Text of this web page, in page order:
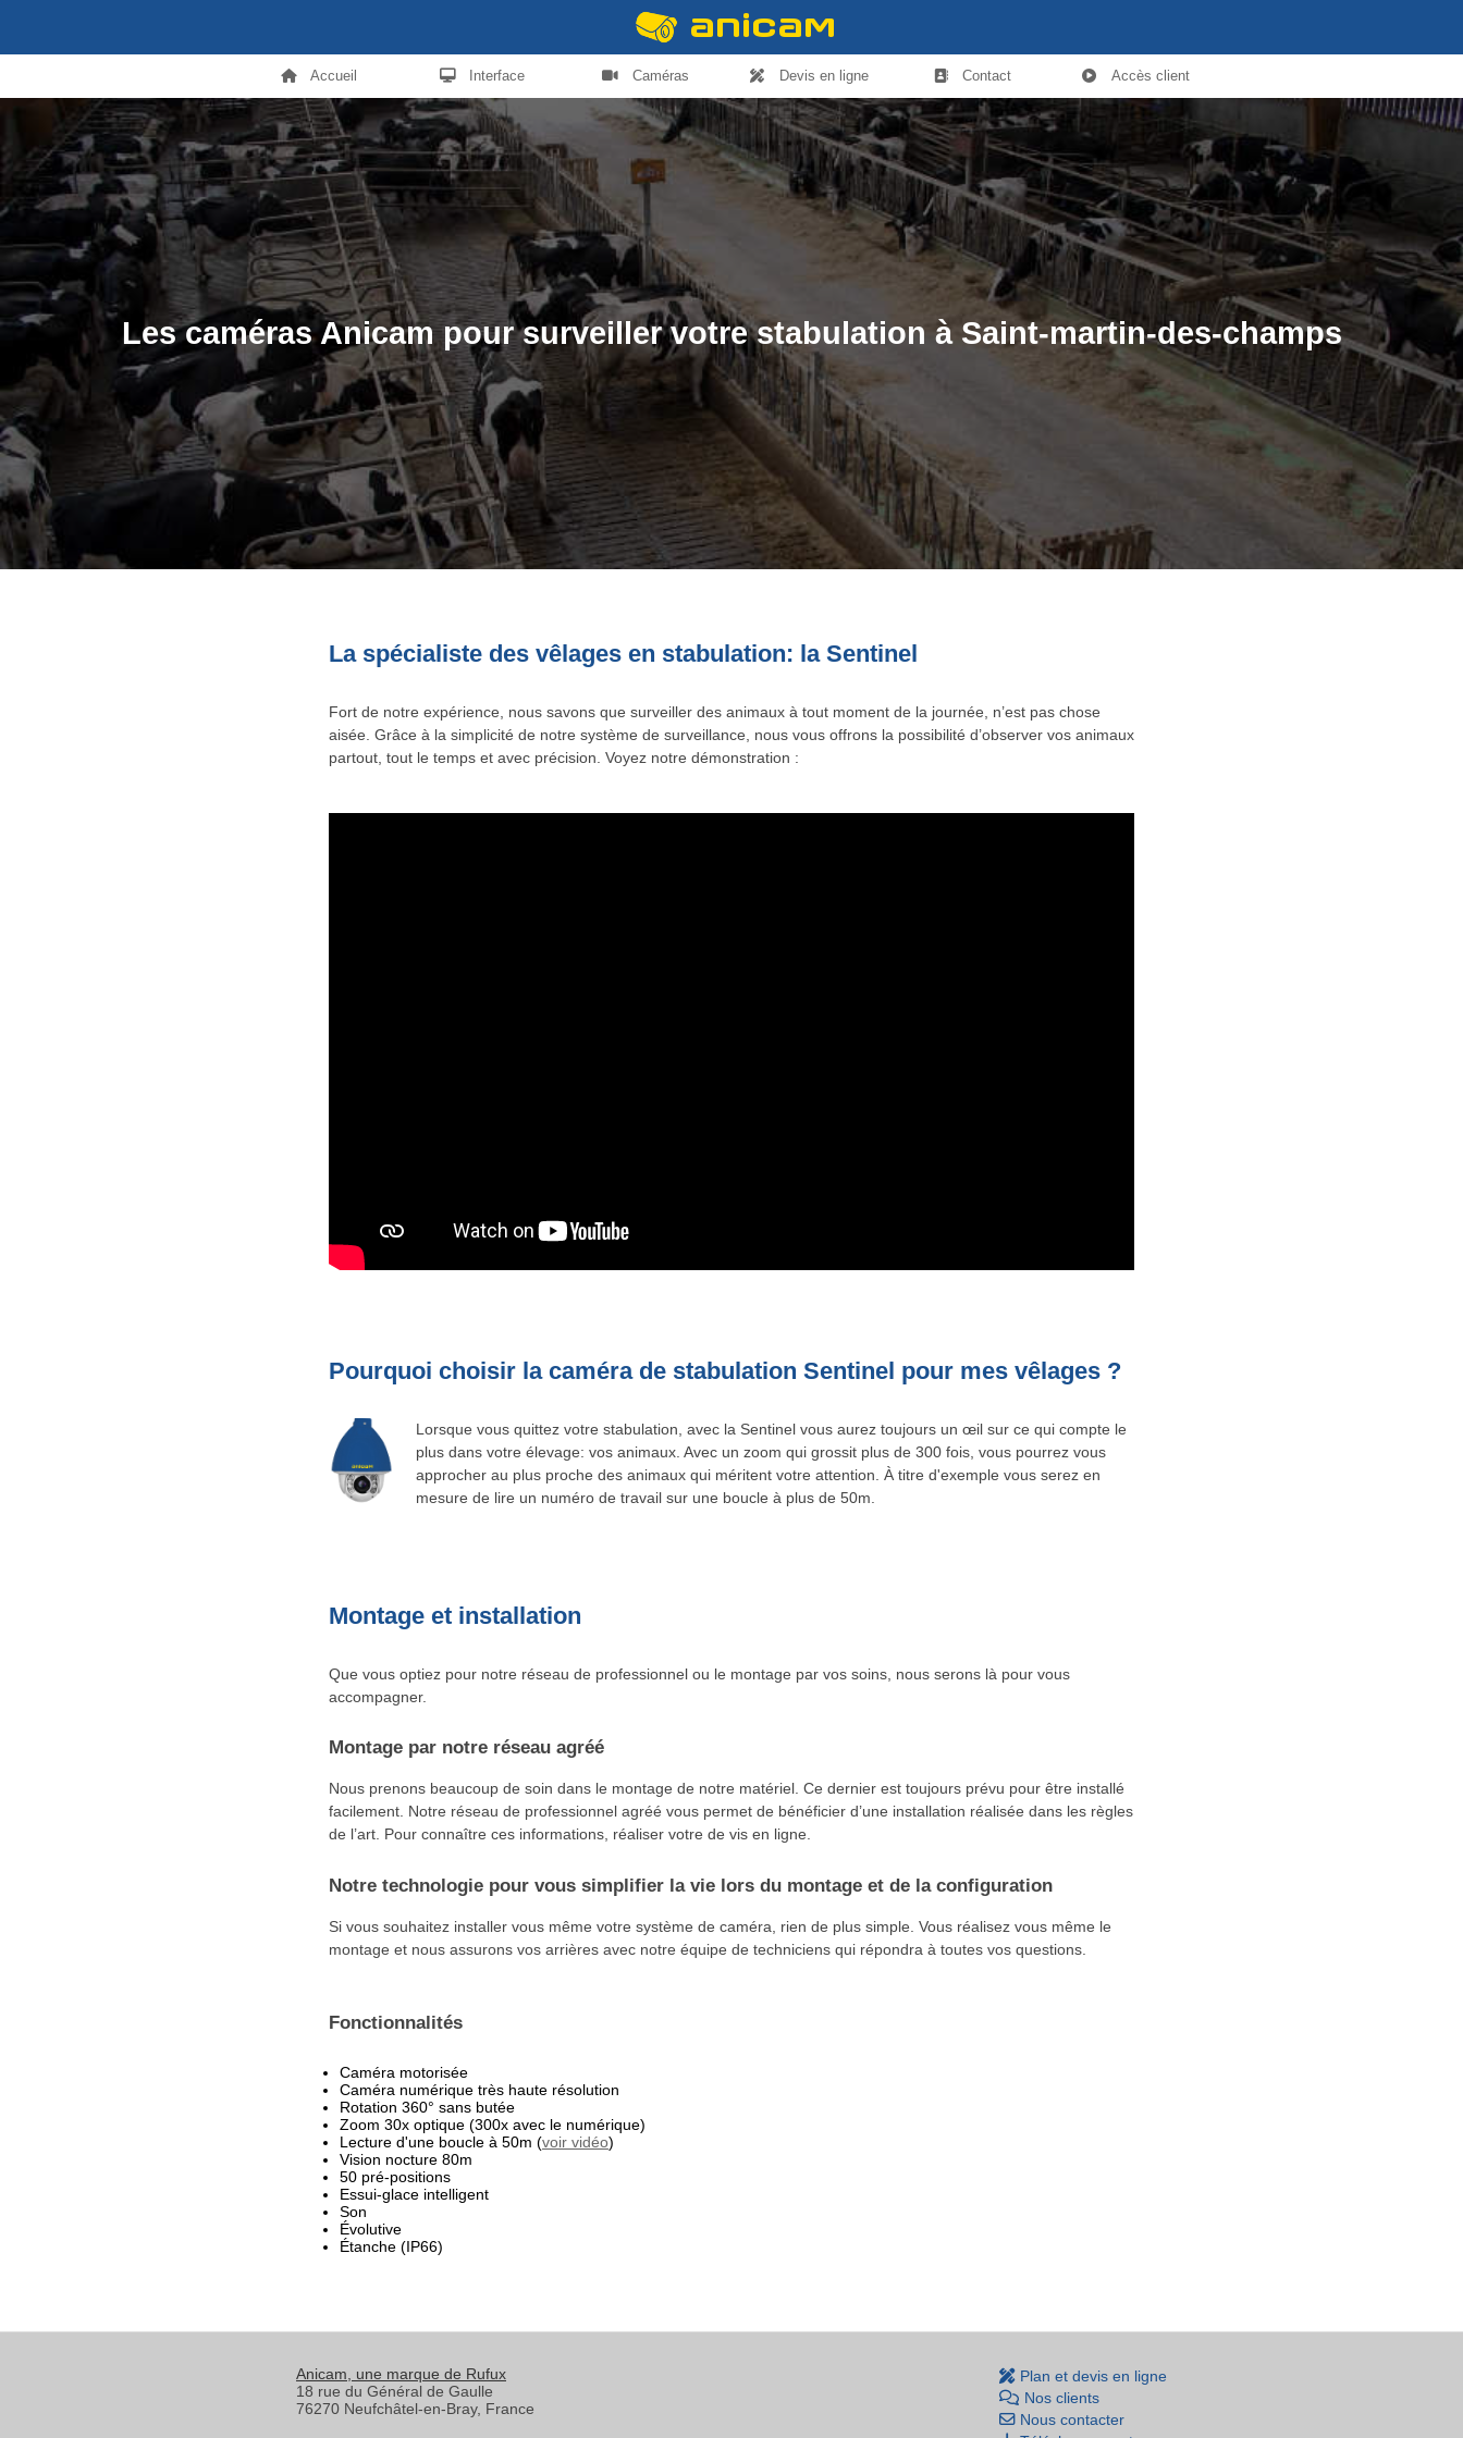
Accueil Interface Caméras Devis en ligne Contact Accès client
Les caméras Anicam pour surveiller votre stabulation à Saint-martin-des-champs
La spécialiste des vêlages en stabulation: la Sentinel
Fort de notre expérience, nous savons que surveiller des animaux à tout moment de la journée, n’est pas chose
aisée. Grâce à la simplicité de notre système de surveillance, nous vous offrons la possibilité d’observer vos animaux
partout, tout le temps et avec précision. Voyez notre démonstration :
Pourquoi choisir la caméra de stabulation Sentinel pour mes vêlages ?
Lorsque vous quittez votre stabulation, avec la Sentinel vous aurez toujours un œil sur ce qui compte le
plus dans votre élevage: vos animaux. Avec un zoom qui grossit plus de 300 fois, vous pourrez vous
approcher au plus proche des animaux qui méritent votre attention. À titre d'exemple vous serez en
mesure de lire un numéro de travail sur une boucle à plus de 50m.
Montage et installation
Que vous optiez pour notre réseau de professionnel ou le montage par vos soins, nous serons là pour vous
accompagner.
Montage par notre réseau agréé
Nous prenons beaucoup de soin dans le montage de notre matériel. Ce dernier est toujours prévu pour être installé
facilement. Notre réseau de professionnel agréé vous permet de bénéficier d’une installation réalisée dans les règles
de l’art. Pour connaître ces informations, réaliser votre de vis en ligne.
Notre technologie pour vous simplifier la vie lors du montage et de la configuration
Si vous souhaitez installer vous même votre système de caméra, rien de plus simple. Vous réalisez vous même le
montage et nous assurons vos arrières avec notre équipe de techniciens qui répondra à toutes vos questions.
Fonctionnalités
Caméra motorisée
Caméra numérique très haute résolution
Rotation 360° sans butée
Zoom 30x optique (300x avec le numérique)
Lecture d'une boucle à 50m (voir vidéo)
Vision nocture 80m
50 pré-positions
Essui-glace intelligent
Son
Évolutive
Étanche (IP66)
Plan et devis en ligne
Nos clients
Nous contacter
Anicam , une marque de Rufux
18 rue du Général de Gaulle
76270 Neufchâtel-en-Bray, France